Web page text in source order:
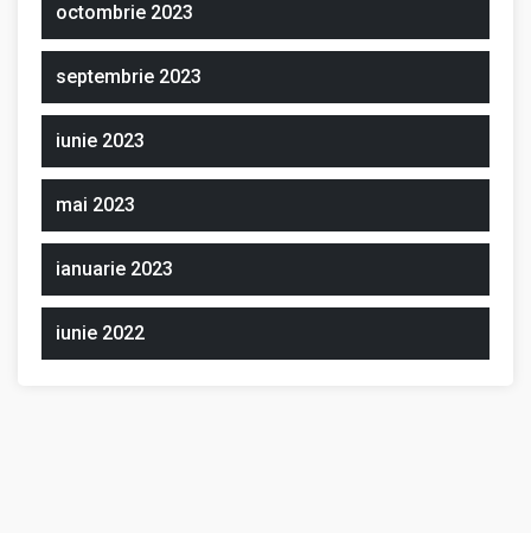
octombrie 2023
septembrie 2023
iunie 2023
mai 2023
ianuarie 2023
iunie 2022